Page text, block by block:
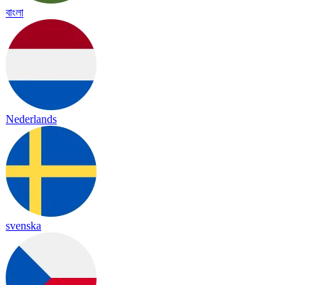
বাংলা
Nederlands
svenska